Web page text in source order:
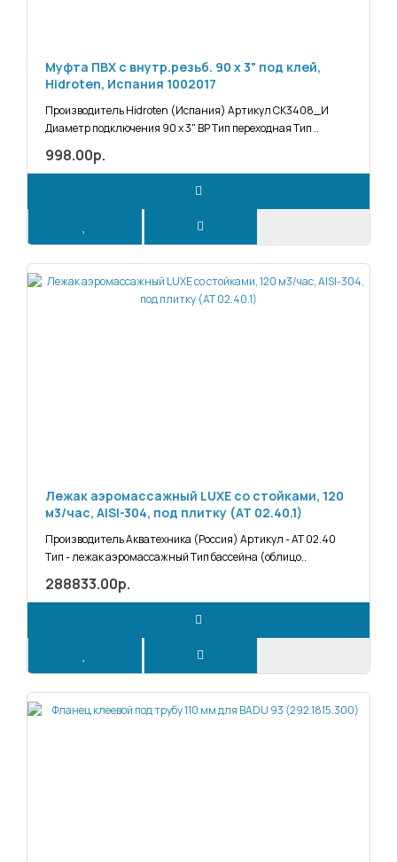
Муфта ПВХ с внутр.резьб. 90 х 3" под клей,
Hidroten, Испания 1002017
Производитель Hidroten (Испания) Артикул СК3408_И
Диаметр подключения 90 х 3" ВР Тип переходная Тип ..
998.00р.
Лежак аэромассажный LUXE со стойками, 120
м3/час, AISI-304, под плитку (АТ 02.40.1)
Производитель Акватехника (Россия) Артикул - АТ 02.40
Тип - лежак аэромассажный Тип бассейна (облицо..
288833.00р.